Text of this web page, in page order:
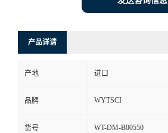
产品详请
产地 进口
品牌 WYTSCI
货号 WT-DM-B00550